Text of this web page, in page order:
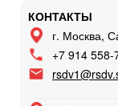
КОНТАКТЫ
г. Москва,
+7 914 558-